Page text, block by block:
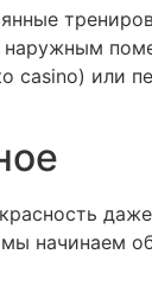
наружным
casino) или
начинаем